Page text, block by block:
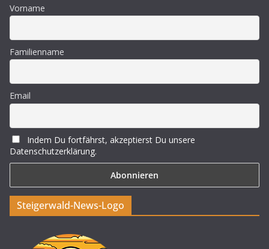
Vorname
Familienname
Email
Indem Du fortfährst, akzeptierst Du unsere
Datenschutzerklärung.
Steigerwald-News-Logo